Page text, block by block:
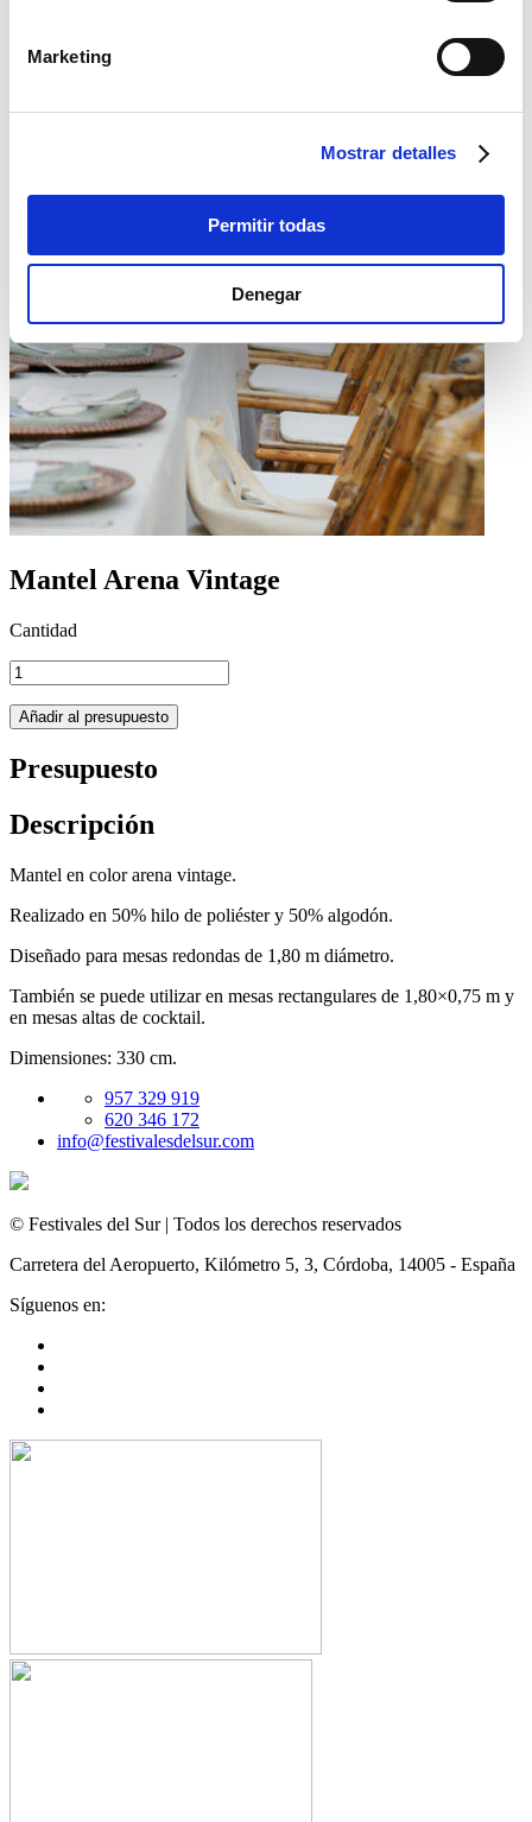
Marketing
Mostrar detalles
Permitir todas
Denegar
Mantel Arena Vintage
Cantidad
Presupuesto
Descripción
Mantel en color arena vintage.
Realizado en 50% hilo de poliéster y 50% algodón.
Diseñado para mesas redondas de 1,80 m diámetro.
También se puede utilizar en mesas rectangulares de 1,80×0,75 m y
en mesas altas de cocktail.
Dimensiones: 330 cm.
957 329 919
620 346 172
info@festivalesdelsur.com
© Festivales del Sur | Todos los derechos reservados
Carretera del Aeropuerto, Kilómetro 5, 3, Córdoba, 14005 - España
Síguenos en: